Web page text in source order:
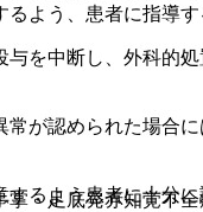
よう、患者に指導す
を中断し、外科的
が認められた場合
るよう患者に十分
・足底発赤知覚不